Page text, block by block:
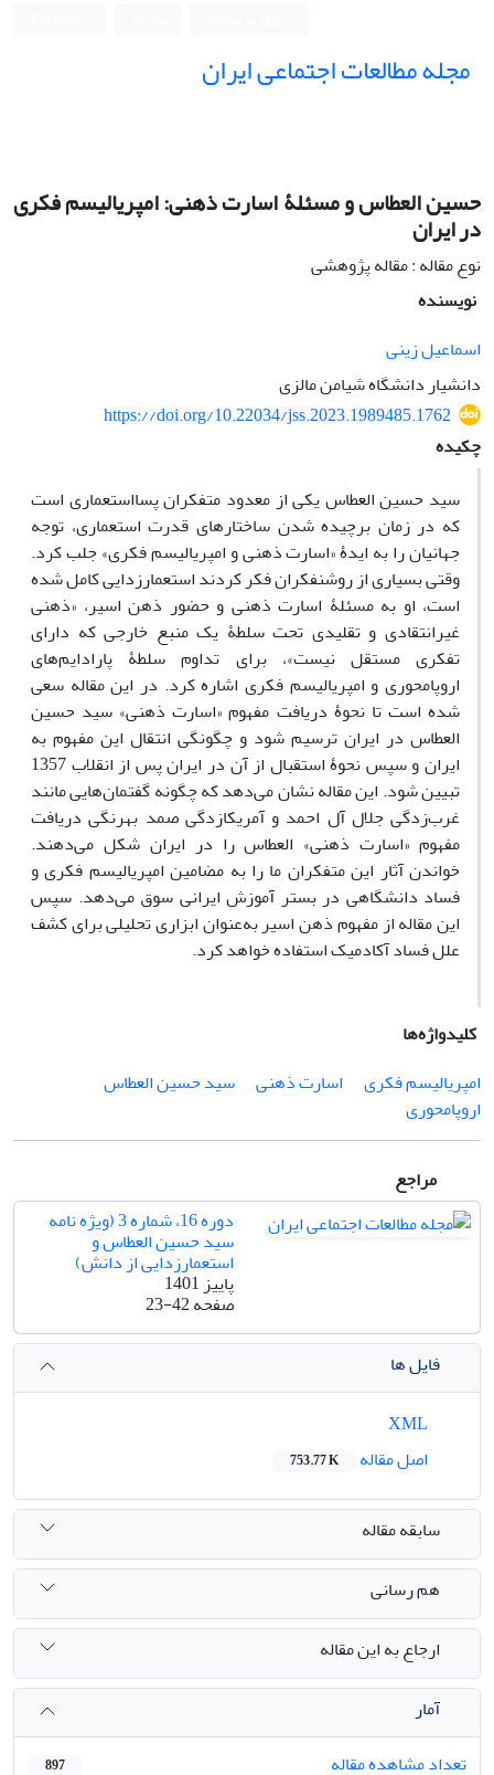
مجله مطالعات اجتماعی ایران
حسین العطاس و مسئلۀ اسارت ذهنی: امپریالیسم فکری
در ایران
نوع مقاله : مقاله پژوهشی
نویسنده
اسماعیل زینی
دانشیار دانشگاه شیامن مالزی
https://doi.org/10.22034/jss.2023.1989485.1762
چکیده
سید حسین العطاس یکی از معدود متفکران پسااستعماری است
که در زمان برچیده شدن ساختارهای قدرت استعماری، توجه
جهانیان را به ایدۀ «اسارت ذهنی و امپریالیسم فکری» جلب کرد.
وقتی بسیاری از روشنفکران فکر کردند استعمارزدایی کامل شده
است، او به مسئلۀ اسارت ذهنی و حضور ذهن اسیر، «ذهنی
غیرانتقادی و تقلیدی تحت سلطۀ یک منبع خارجی که دارای
تفکری مستقل نیست»، برای تداوم سلطۀ پارادایم‌های
اروپامحوری و امپریالیسم فکری اشاره کرد. در این مقاله سعی
شده است تا نحوۀ دریافت مفهوم «اسارت ذهنی» سید حسین
العطاس در ایران ترسیم شود و چگونگی انتقال این مفهوم به
ایران و سپس نحوۀ استقبال از آن در ایران پس از انقلاب 1357
تبیین شود. این مقاله نشان می‌دهد که چگونه گفتمان‌هایی مانند
غرب‌زدگی جلال آل احمد و آمریکا‌زدگی صمد بهرنگی دریافت
مفهوم «اسارت ذهنی» العطاس را در ایران شکل می‌دهند.
خواندن آثار این متفکران ما را به مضامین امپریالیسم فکری و
فساد دانشگاهی در بستر آموزش ایرانی سوق می‌دهد. سپس
این مقاله از مفهوم ذهن اسیر به‌عنوان ابزاری تحلیلی برای کشف
علل فساد آکادمیک استفاده خواهد کرد.
کلیدواژه‌ها
امپریالیسم فکری
اسارت ذهنی
سید حسین العطاس
اروپامحوری
مراجع
دوره 16، شماره 3 (ویژه نامه
سید حسین العطاس و
استعمارزدایی از دانش)
پاییز 1401
صفحه23-42
فایل ها
اصل مقاله
753.77 K
سابقه مقاله
هم رسانی
ارجاع به این مقاله
آمار
تعداد مشاهده مقاله
897